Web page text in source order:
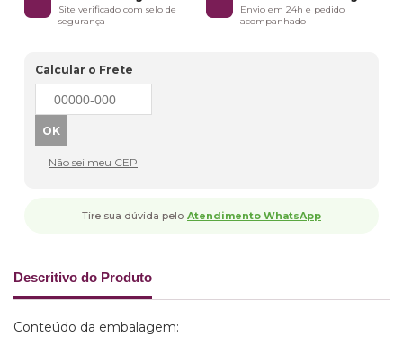
Site verificado com selo de
segurança
Envio em 24h e pedido
acompanhado
Calcular o Frete
Não sei meu CEP
Tire sua dúvida pelo Atendimento WhatsApp
Descritivo do Produto
Conteúdo da embalagem: